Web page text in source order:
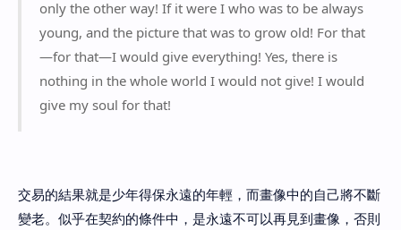
only the other way! If it were I who was to be always
young, and the picture that was to grow old! For that
—for that—I would give everything! Yes, there is
nothing in the whole world I would not give! I would
give my soul for that!
交易的結果就是少年得保永遠的年輕，而畫像中的自己將不斷
變老。似乎在契約的條件中，是永遠不可以再見到畫像，否則